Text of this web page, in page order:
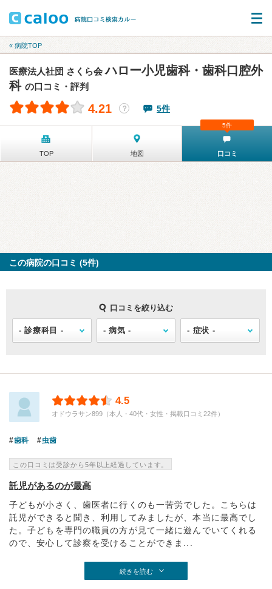
« 病院TOP
医療法人社団 さくら会ハロー小児歯科・歯科口腔外
科 の口コミ・評判
4.21 ？ 5件
TOP 地図 口コミ
5件
この病院の口コミ (5件)
口コミを絞り込む
4.5
オドウラサン899（本人・40代・女性・掲載口コミ22件）
歯科 虫歯
この口コミは受診から5年以上経過しています。
託児があるのが最高
子どもが小さく、歯医者に行くのも一苦労でした。こちらは
託児ができると聞き、利用してみましたが、本当に最高でし
た。子どもを専門の職員の方が見て一緒に遊んでいてくれる
ので、安心して診察を受けることができま...
続きを読む